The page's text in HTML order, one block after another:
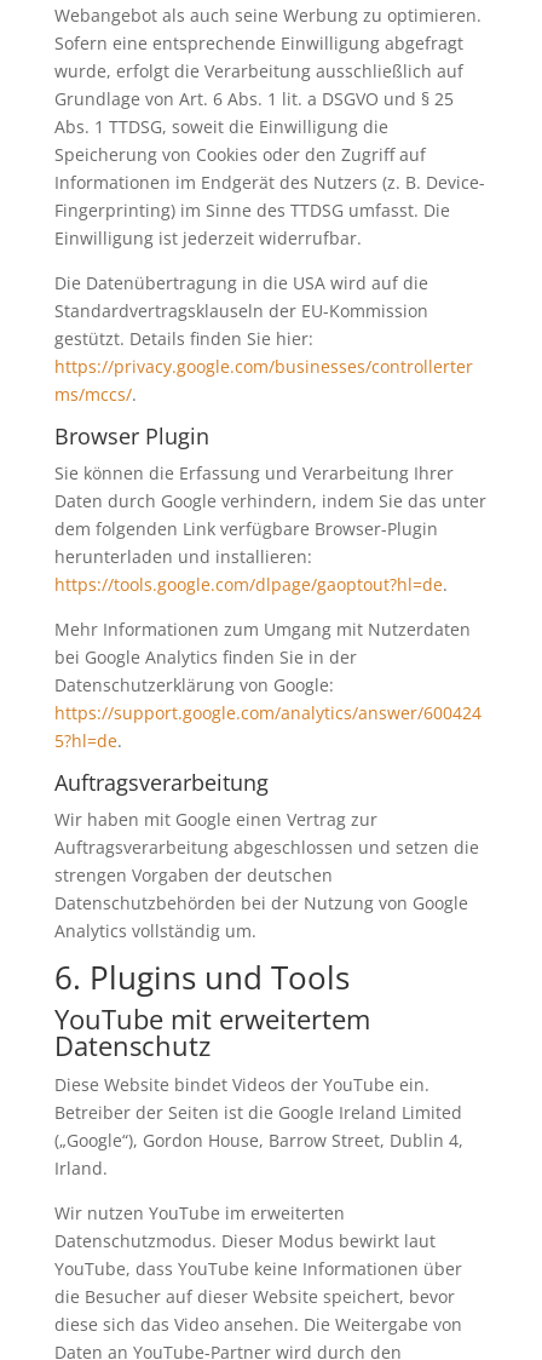
Webangebot als auch seine Werbung zu optimieren.
Sofern eine entsprechende Einwilligung abgefragt
wurde, erfolgt die Verarbeitung ausschließlich auf
Grundlage von Art. 6 Abs. 1 lit. a DSGVO und § 25
Abs. 1 TTDSG, soweit die Einwilligung die
Speicherung von Cookies oder den Zugriff auf
Informationen im Endgerät des Nutzers (z. B. Device-
Fingerprinting) im Sinne des TTDSG umfasst. Die
Einwilligung ist jederzeit widerrufbar.
Die Datenübertragung in die USA wird auf die
Standardvertragsklauseln der EU-Kommission
gestützt. Details finden Sie hier:
https://privacy.google.com/businesses/controllerter
ms/mccs/.
Browser Plugin
Sie können die Erfassung und Verarbeitung Ihrer
Daten durch Google verhindern, indem Sie das unter
dem folgenden Link verfügbare Browser-Plugin
herunterladen und installieren:
https://tools.google.com/dlpage/gaoptout?hl=de.
Mehr Informationen zum Umgang mit Nutzerdaten
bei Google Analytics finden Sie in der
Datenschutzerklärung von Google:
https://support.google.com/analytics/answer/600424
5?hl=de.
Auftragsverarbeitung
Wir haben mit Google einen Vertrag zur
Auftragsverarbeitung abgeschlossen und setzen die
strengen Vorgaben der deutschen
Datenschutzbehörden bei der Nutzung von Google
Analytics vollständig um.
6. Plugins und Tools
YouTube mit erweitertem
Datenschutz
Diese Website bindet Videos der YouTube ein.
Betreiber der Seiten ist die Google Ireland Limited
(„Google“), Gordon House, Barrow Street, Dublin 4,
Irland.
Wir nutzen YouTube im erweiterten
Datenschutzmodus. Dieser Modus bewirkt laut
YouTube, dass YouTube keine Informationen über
die Besucher auf dieser Website speichert, bevor
diese sich das Video ansehen. Die Weitergabe von
Daten an YouTube-Partner wird durch den